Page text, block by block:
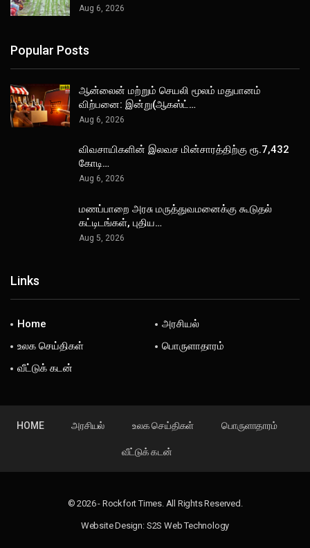
Aug 6, 2026
Popular Posts
ஆன்லைன் மற்றும் செயலி மூலம் மதுபானம்
விற்பனை: இன்று(ஆகஸ்ட்…
Aug 6, 2026
விவசாயிகளின் இலவச மின்சாரத்திற்கு ரூ.7,432
கோடி…
Aug 6, 2026
மணப்பாறை அரசு மருத்துவமனைக்கு கூடுதல்
கட்டிடங்கள், புதிய…
Aug 5, 2026
Links
Home
அரசியல்
உலக செய்திகள்
பொருளாதாரம்
வீட்டுக் கடன்
HOME அரசியல் உலக செய்திகள் பொருளாதாரம்
வீட்டுக் கடன்
© 2026 - Rockfort Times. All Rights Reserved.
Website Design: S2S Web Technology